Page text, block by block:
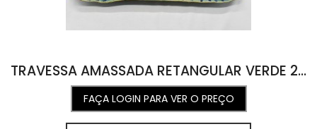
TRAVESSA AMASSADA RETANGULAR VERDE 2016 LINHA RATINHO 33L X 58C X 6A
FAÇA LOGIN PARA VER O PREÇO